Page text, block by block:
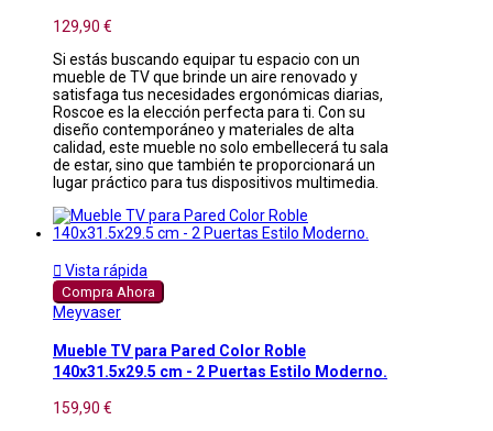
129,90 €
Si estás buscando equipar tu espacio con un
mueble de TV que brinde un aire renovado y
satisfaga tus necesidades ergonómicas diarias,
Roscoe es la elección perfecta para ti. Con su
diseño contemporáneo y materiales de alta
calidad, este mueble no solo embellecerá tu sala
de estar, sino que también te proporcionará un
lugar práctico para tus dispositivos multimedia.
 Vista rápida
Compra Ahora
Meyvaser
Mueble TV para Pared Color Roble
140x31.5x29.5 cm - 2 Puertas Estilo Moderno.
159,90 €